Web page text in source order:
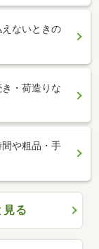
ないときの
・荷造りな
や粗品・手
見る